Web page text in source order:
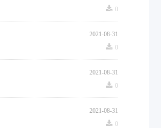
끂 0
2021-08-31
끂 0
2021-08-31
끂 0
2021-08-31
끂 0